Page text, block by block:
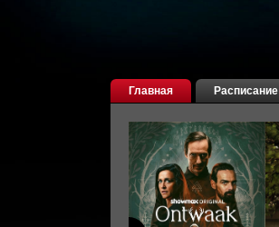
Главная Расписание